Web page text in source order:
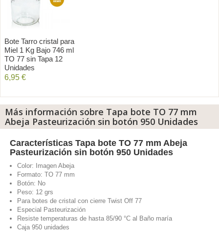
Bote Tarro cristal para
Miel 1 Kg Bajo 746 ml
TO 77 sin Tapa 12
Unidades
6,95 €
Más información sobre Tapa bote TO 77 mm
Abeja Pasteurización sin botón 950 Unidades
Características Tapa bote TO 77 mm Abeja
Pasteurización sin botón 950 Unidades
Color: Imagen Abeja
Formato: TO 77 mm
Botón: No
Peso: 12 grs
Para botes de cristal con cierre Twist Off 77
Especial Pasteurización
Resiste temperaturas de hasta 85/90 °C al Baño maría
Caja 950 unidades